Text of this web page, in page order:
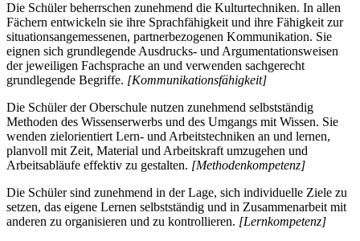
Die Schüler beherrschen zunehmend die Kulturtechniken. In allen
Fächern entwickeln sie ihre Sprachfähigkeit und ihre Fähigkeit zur
situationsangemessenen, partnerbezogenen Kommunikation. Sie
eignen sich grundlegende Ausdrucks- und Argumentationsweisen
der jeweiligen Fachsprache an und verwenden sachgerecht
grundlegende Begriffe. [Kommunikationsfähigkeit]
Die Schüler der Oberschule nutzen zunehmend selbstständig
Methoden des Wissenserwerbs und des Umgangs mit Wissen. Sie
wenden zielorientiert Lern- und Arbeitstechniken an und lernen,
planvoll mit Zeit, Material und Arbeitskraft umzugehen und
Arbeitsabläufe effektiv zu gestalten. [Methodenkompetenz]
Die Schüler sind zunehmend in der Lage, sich individuelle Ziele zu
setzen, das eigene Lernen selbstständig und in Zusammenarbeit mit
anderen zu organisieren und zu kontrollieren. [Lernkompetenz]